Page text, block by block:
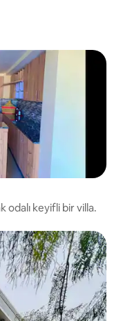
odalı keyifli bir villa.